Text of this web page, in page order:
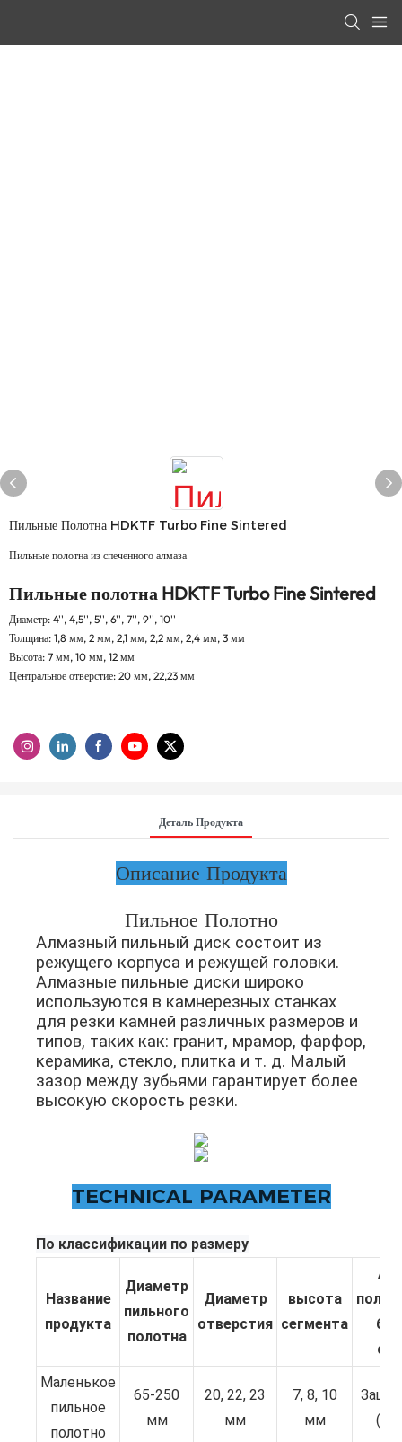
Пильные Полотна HDKTF Turbo Fine Sintered
Пильные полотна из спеченного алмаза
Пильные полотна HDKTF Turbo Fine Sintered
Диаметр: 4'', 4,5'', 5'', 6'', 7'', 9'', 10''
Толщина: 1,8 мм, 2 мм, 2,1 мм, 2,2 мм, 2,4 мм, 3 мм
Высота: 7 мм, 10 мм, 12 мм
Центральное отверстие: 20 мм, 22,23 мм
Деталь Продукта
Описание Продукта
Пильное Полотно
Алмазный пильный диск состоит из
режущего корпуса и режущей головки.
Алмазные пильные диски широко
используются в камнерезных станках
для резки камней различных размеров и
типов, таких как: гранит, мрамор, фарфор,
керамика, стекло, плитка и т. д. Малый
зазор между зубьями гарантирует более
высокую скорость резки.
TECHNICAL PARAMETER
По классификации по размеру
Название
продукта
Диаметр
пильного
полотна
Диаметр
отверстия
высота
сегмента
Маленькое
пильное
полотно
65-250
мм
20, 22, 23
мм
7, 8, 10
мм